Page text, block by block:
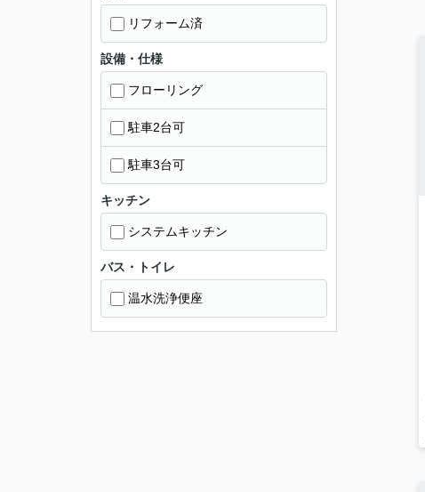
リフォーム済
設備・仕様
フローリング
駐車2台可
駐車3台可
キッチン
システムキッチン
バス・トイレ
温水洗浄便座